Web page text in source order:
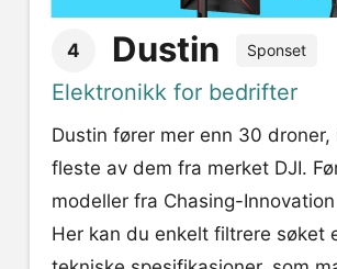
4 Dustin Sponset
Elektronikk for bedrifter
Dustin fører mer enn 30 droner,
fleste av dem fra merket DJI.
modeller fra Chasing-
Her kan du enkelt filtrere søket